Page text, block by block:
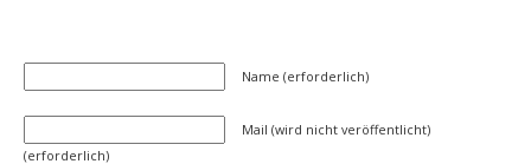
Name (erforderlich)
Mail (wird nicht veröffentlicht)
(erforderlich)